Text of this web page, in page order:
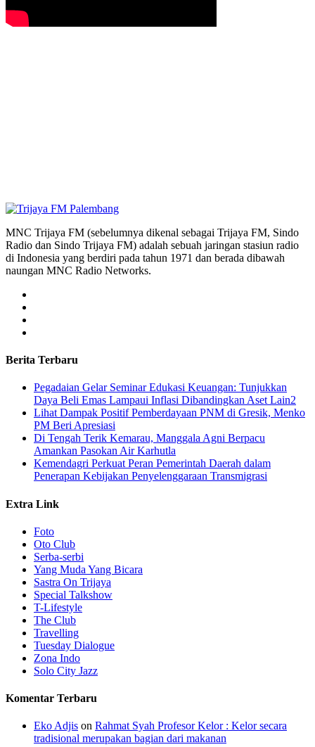
MNC Trijaya FM (sebelumnya dikenal sebagai Trijaya FM, Sindo
Radio dan Sindo Trijaya FM) adalah sebuah jaringan stasiun radio
di Indonesia yang berdiri pada tahun 1971 dan berada dibawah
naungan MNC Radio Networks.
Berita Terbaru
Pegadaian Gelar Seminar Edukasi Keuangan: Tunjukkan
Daya Beli Emas Lampaui Inflasi Dibandingkan Aset Lain2
Lihat Dampak Positif Pemberdayaan PNM di Gresik, Menko
PM Beri Apresiasi
​Di Tengah Terik Kemarau, Manggala Agni Berpacu
Amankan Pasokan Air Karhutla
Kemendagri Perkuat Peran Pemerintah Daerah dalam
Penerapan Kebijakan Penyelenggaraan Transmigrasi
Extra Link
Foto
Oto Club
Serba-serbi
Yang Muda Yang Bicara
Sastra On Trijaya
Special Talkshow
T-Lifestyle
The Club
Travelling
Tuesday Dialogue
Zona Indo
Solo City Jazz
Komentar Terbaru
Eko Adjis on Rahmat Syah Profesor Kelor : Kelor secara
tradisional merupakan bagian dari makanan